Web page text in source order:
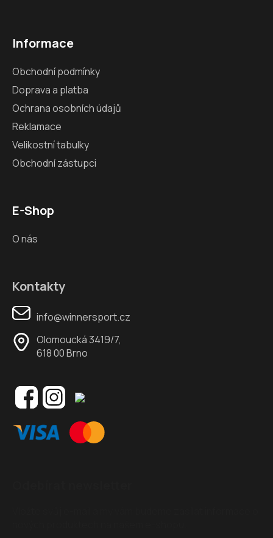
Informace
Obchodní podmínky
Doprava a platba
Ochrana osobních údajů
Reklamace
Velikostní tabulky
Obchodní zástupci
E-Shop
O nás
Kontakty
info@winnersport.cz
Olomoucká 3419/7,
618 00 Brno